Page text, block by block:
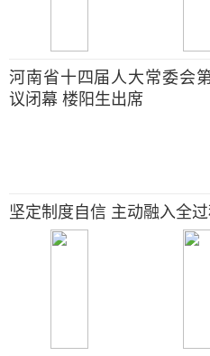
河南省十四届人大常委会
议闭幕 楼阳生出席
坚定制度自信 主动融入全